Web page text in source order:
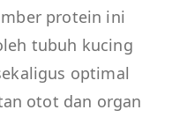
protein ini
tubuh kucing
optimal
otot dan organ